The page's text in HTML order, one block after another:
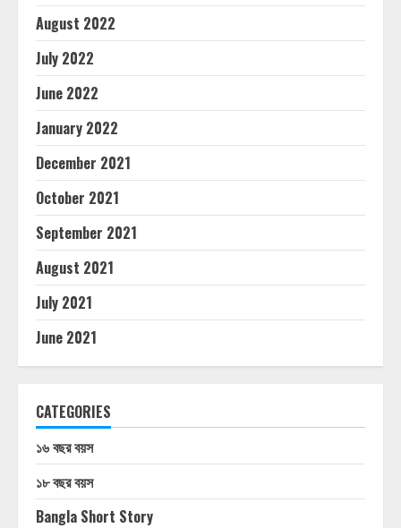
August 2022
July 2022
June 2022
January 2022
December 2021
October 2021
September 2021
August 2021
July 2021
June 2021
CATEGORIES
১৬ বছর বয়স
১৮ বছর বয়স
Bangla Short Story